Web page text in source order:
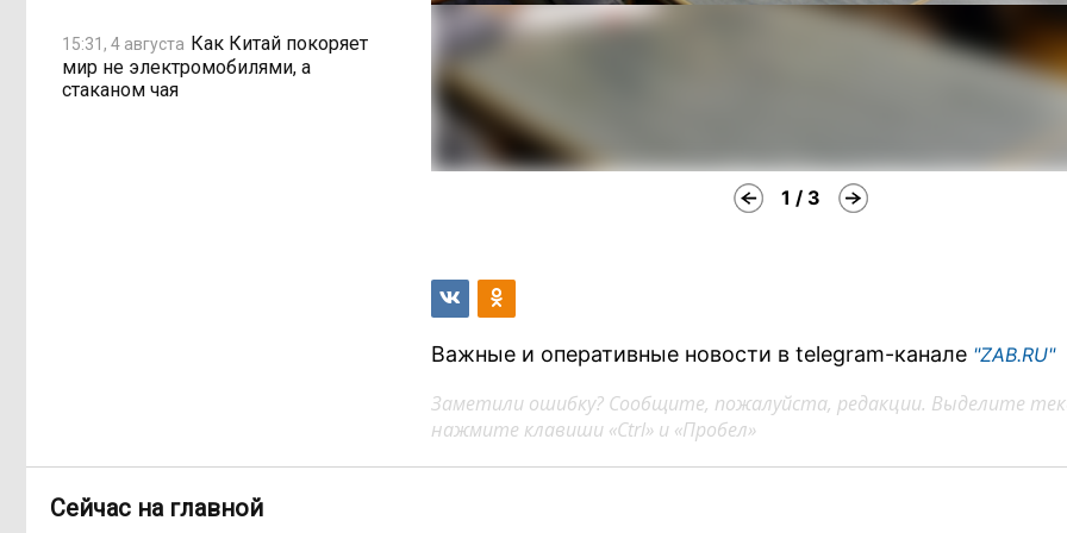
15:31, 4 августа Как Китай покоряет
мир не электромобилями, а
стаканом чая
1 / 3
Важные и оперативные новости в telegram-канале "ZAB.RU"
Заметили ошибку? Сообщите, пожалуйста, редакции. Выделите
нажмите клавиши «Ctrl» и «Пробел»
Сейчас на главной